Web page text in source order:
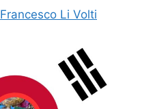
Francesco Li Volti